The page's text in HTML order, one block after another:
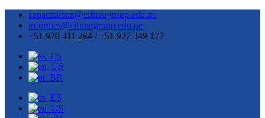
capacitacion@cifmargroup.edu.pe
informes@cifmargroup.edu.pe
+51 970 411 264 / +51 927 349 177